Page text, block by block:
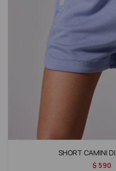
SHORT CAMINI
$ 590